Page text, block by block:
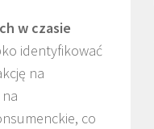
w czasie
identyfikować
na
co